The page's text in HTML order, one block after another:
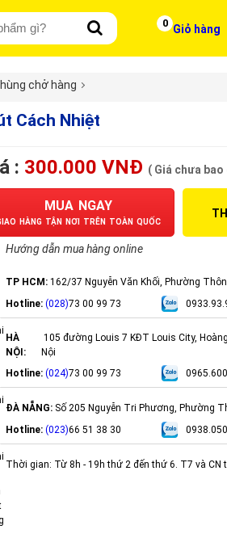
0 Giỏ hàng
chở hàng
Cách Nhiệt
: 300.000 VNĐ ( Giá chưa bao
MUA NGAY
HÀNG TẬN NƠI TRÊN TOÀN QUỐC
Hướng dẫn mua hàng online
TP HCM: 162/37 Nguyễn Văn Khối, Phường
Hotline: (028)73 00 99 73
HÀ
NỘI:
105 đường Louis 7 KĐT Louis City,
Nội
Hotline: (024)73 00 99 73
ĐÀ NẴNG: Số 205 Nguyễn Tri Phương, Phường
Hotline: (023)66 51 38 30
Thời gian: Từ 8h - 19h thứ 2 đến thứ 6. T7 và CN